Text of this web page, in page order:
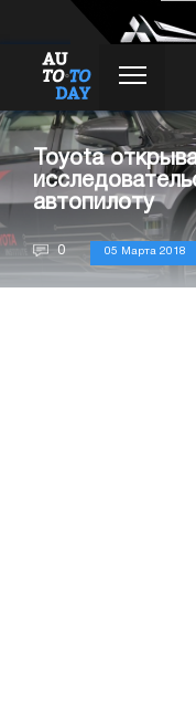
Toyota
автопилоту
0 05 Марта 2018